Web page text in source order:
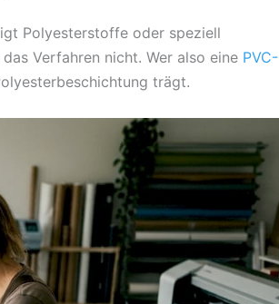
Polyesterstoffe oder speziell
Verfahren nicht. Wer also eine PVC-
trägt.